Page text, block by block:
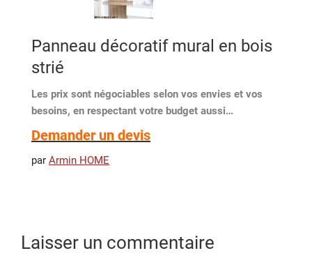
Panneau décoratif mural en bois
strié
Les prix sont négociables selon vos envies et vos
besoins, en respectant votre budget aussi…
Demander un devis
par Armin HOME
Laisser un commentaire